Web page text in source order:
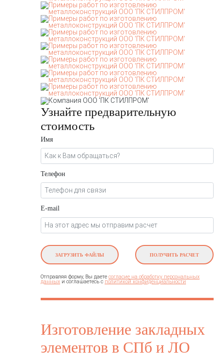
Узнайте предварительную
стоимость
Имя
Телефон
E-mail
ЗАГРУЗИТЬ ФАЙЛЫ ПОЛУЧИТЬ РАСЧЕТ
Отправляя форму, Вы даете согласие на обработку персональных
данных и соглашаетесь c политикой конфиденциальности
Изготовление закладных
элементов в СПб и ЛО